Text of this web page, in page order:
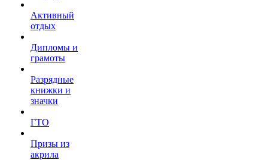
Активный
отдых
Дипломы и
грамоты
Разрядные
книжки и
значки
ГТО
Призы из
акрила